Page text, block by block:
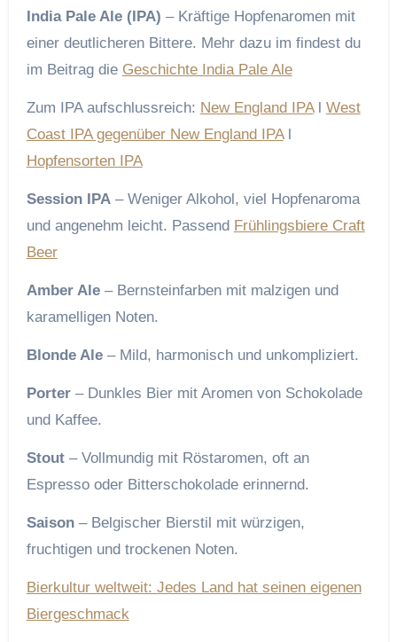
India Pale Ale (IPA) – Kräftige Hopfenaromen mit
einer deutlicheren Bittere. Mehr dazu im findest du
im Beitrag die Geschichte India Pale Ale
Zum IPA aufschlussreich: New England IPAl West
Coast IPA gegenüber New England IPAl
Hopfensorten IPA
Session IPA– Weniger Alkohol, viel Hopfenaroma
und angenehm leicht. Passend Frühlingsbiere Craft
Beer
Amber Ale– Bernsteinfarben mit malzigen und
karamelligen Noten.
Blonde Ale– Mild, harmonisch und unkompliziert.
Porter– Dunkles Bier mit Aromen von Schokolade
und Kaffee.
Stout– Vollmundig mit Röstaromen, oft an
Espresso oder Bitterschokolade erinnernd.
Saison– Belgischer Bierstil mit würzigen,
fruchtigen und trockenen Noten.
Bierkultur weltweit: Jedes Land hat seinen eigenen
Biergeschmack